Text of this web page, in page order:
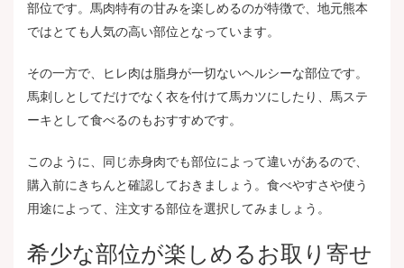
部位です。馬肉特有の甘みを楽しめるのが特徴で、地元熊本
ではとても人気の高い部位となっています。
その一方で、ヒレ肉は脂身が一切ないヘルシーな部位です。
馬刺しとしてだけでなく衣を付けて馬カツにしたり、馬ステ
ーキとして食べるのもおすすめです。
このように、同じ赤身肉でも部位によって違いがあるので、
購入前にきちんと確認しておきましょう。食べやすさや使う
用途によって、注文する部位を選択してみましょう。
希少な部位が楽しめるお取り寄せ